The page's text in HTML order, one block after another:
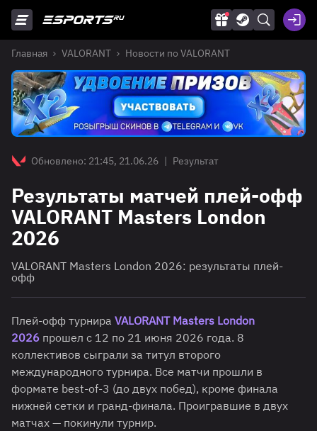
Главная VALORANT Новости по VALORANT
Обновлено: 21:45, 21.06.26 | Результат
Результаты матчей плей-офф
VALORANT Masters London
2026
VALORANT Masters London 2026: результаты плей-
офф
Плей-офф турнира VALORANT Masters London
2026 прошел с 12 по 21 июня 2026 года. 8
коллективов сыграли за титул второго
международного турнира. Все матчи прошли в
формате best-of-3 (до двух побед), кроме финала
нижней сетки и гранд-финала. Проигравшие в двух
матчах — покинули турнир.